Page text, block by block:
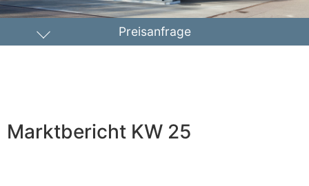
Preisanfrage
Menge
Marktbericht KW 25